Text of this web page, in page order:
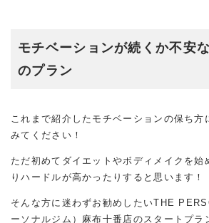
モチベーションが続くか不安
のプラン
これまで紹介したモチベーションの保ち方
みてください！
ただ初めてダイエットやボディメイクを始
りハードルが高かったりすると思います！
そんな方に迷わずお勧めしたいTHE
ーソナルジム）麻布十番店のスタートプラ